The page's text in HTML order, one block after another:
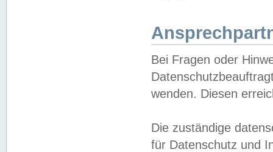
Bei Fragen oder
wenden. Diesen
Die zuständige
für Datenschutz und